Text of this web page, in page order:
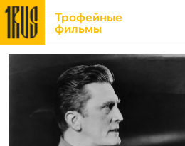
Трофейные
фильмы